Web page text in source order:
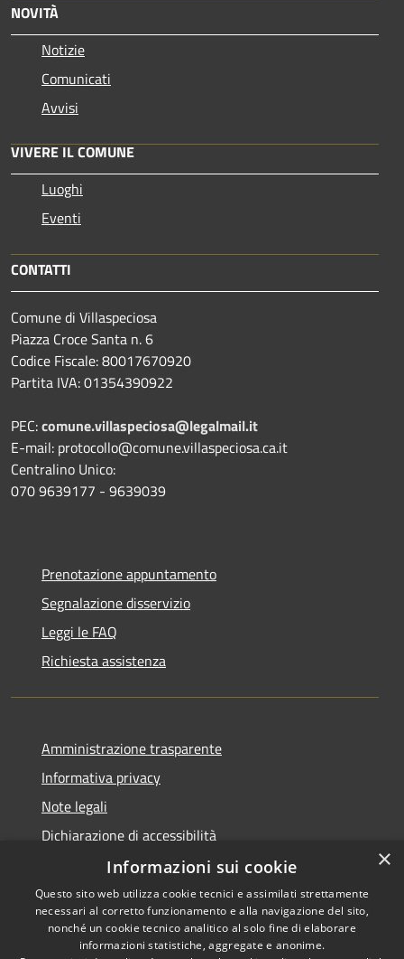
NOVITÀ
Notizie
Comunicati
Avvisi
VIVERE IL COMUNE
Luoghi
Eventi
CONTATTI
Comune di Villaspeciosa
Piazza Croce Santa n. 6
Codice Fiscale: 80017670920
Partita IVA: 01354390922
PEC:comune.villaspeciosa@legalmail.it
E-mail: protocollo@comune.villaspeciosa.ca.it
Centralino Unico:
070 9639177 - 9639039
Prenotazione appuntamento
Segnalazione disservizio
Leggi le FAQ
Richiesta assistenza
Amministrazione trasparente
Informativa privacy
Note legali
Dichiarazione di accessibilità
Accessibilità
Copyright © 2026 • Comune di
Villaspeciosa • Powered by
×
Informazioni sui cookie
Questo sito web utilizza cookie tecnici e assimilati strettamente
necessari al corretto funzionamento e alla navigazione del sito,
nonché un cookie tecnico analitico al solo fine di elaborare
informazioni statistiche, aggregate e anonime.